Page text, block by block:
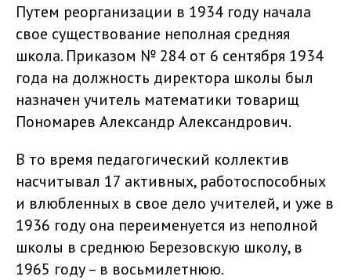
Путем реорганизации в 1934 году начала
свое существование неполная средняя
школа. Приказом № 284 от 6 сентября 1934
года на должность директора школы был
назначен учитель математики товарищ
Пономарев Александр Александрович.
В то время педагогический коллектив
насчитывал 17 активных, работоспособных
и влюбленных в свое дело учителей, и уже в
1936 году она переименуется из неполной
школы в среднюю Березовскую школу, в
1965 году – в восьмилетнюю.